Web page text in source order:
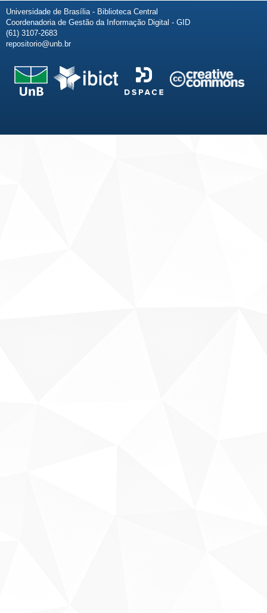
Universidade de Brasília - Biblioteca Central
Coordenadoria de Gestão da Informação Digital - GID
(61) 3107-2683
repositorio@unb.br